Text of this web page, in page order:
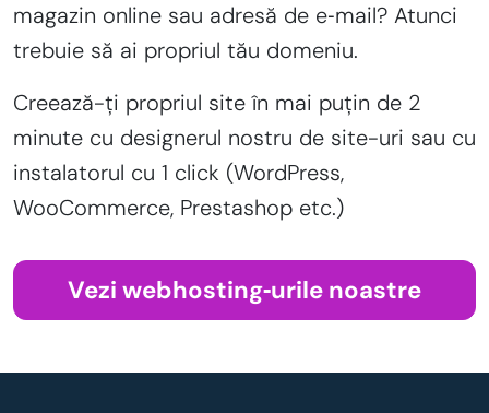
magazin online sau adresă de e‑mail? Atunci
trebuie să ai propriul tău domeniu.
Creează-ți propriul site în mai puțin de 2
minute cu designerul nostru de site-uri sau cu
instalatorul cu 1 click (WordPress,
WooCommerce, Prestashop etc.)
Vezi webhosting‑urile noastre